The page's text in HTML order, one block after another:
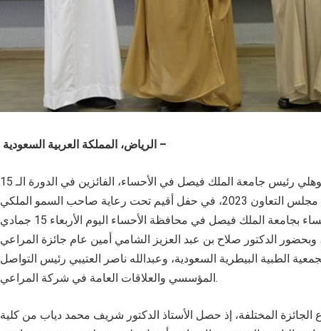
الرياض، المملكة العربية السعودية –
كَرَّمَ معالي الدكتور محمد بن عبدالعزيز العوهلي رئيس جامعة الملك فيصل في الأحساء، الفائزين في الدورة الـ 15
لجائزة المراعي للطب البيطري لدول مجلس التعاون 2023، في حفل أقيم تحت رعاية صاحب السمو الملكي
الأمير سعود بن طلال بن بدر، محافظ الأحساء بجامعة الملك فيصل في محافظة الأحساء اليوم الأربعاء 15 جمادي
1445هـ الموافق 29 نوفمبر 2023م، وبحضور الدكتور صلاح بن عبد العزيز الشامي أمين عام جائزة المراعي
الطبية البيطرية السعودية، وعبدالله ناصر العتيبي رئيس التواصل
المؤسسي والعلاقات العامة في شركة المراعي.
المختلفة، إذ حصل الأستاذ الدكتور شريف محمد دياب من كلية